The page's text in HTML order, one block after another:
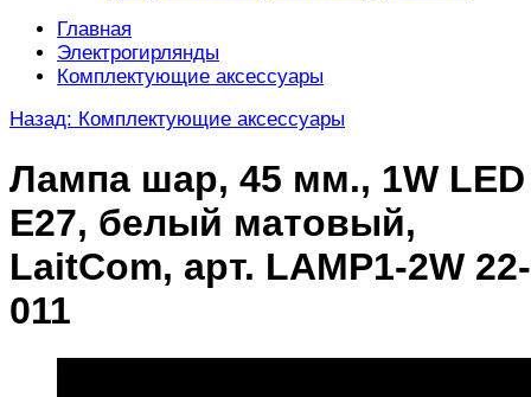
Главная
Электрогирлянды
Комплектующие аксессуары
Назад: Комплектующие аксессуары
Лампа шар, 45 мм., 1W LED
E27, белый матовый,
LaitCom, арт. LAMP1-2W 22-
011